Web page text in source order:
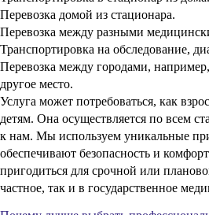
профессионалам.
Наша компания располагает
настоящих профессионалов своего
имеет высокую квалификацию.
составит труда, как и получить
В процессе осуществления
тщательный присмотр за состоянием
необходимые ресурсы, включая
Автомобиль оснащен по всем
безопасные и комфортные условия.
Самостоятельное перемещение может